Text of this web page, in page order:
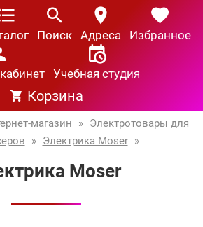
Поиск Адреса Избранное
Учебная студия
Корзина
магазин » Электротовары для
» Электрика Moser »
Moser